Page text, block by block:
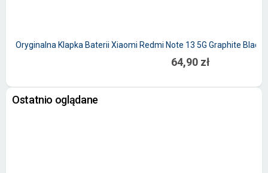
Oryginalna Klapka Baterii Xiaomi Redmi Note 13 5G Graphite Black
64,90 zł
Ostatnio oglądane